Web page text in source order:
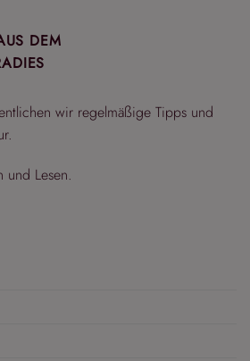
DEM
wir regelmäßige Tipps und
und Lesen.